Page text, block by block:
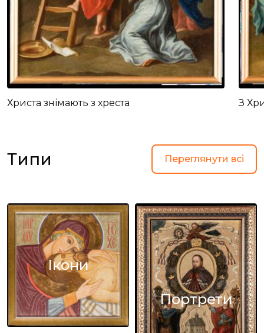
Христа знімають з хреста З
Типи Переглянути всі
Ікони
Портрети